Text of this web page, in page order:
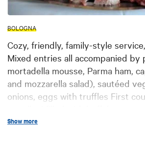
BOLOGNA
Cozy, friendly, family-style
Mixed entries all accompanied by
mortadella mousse, Parma ham,
and mozzarella salad), sautéed
onions, eggs with truffles First
butter and white truffle Secound
Show more